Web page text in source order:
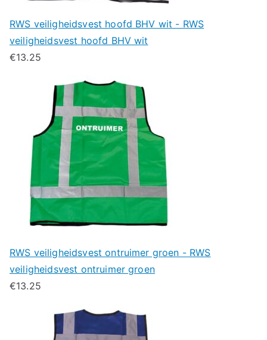
RWS veiligheidsvest hoofd BHV wit - RWS
veiligheidsvest hoofd BHV wit
€13.25
RWS veiligheidsvest ontruimer groen - RWS
veiligheidsvest ontruimer groen
€13.25